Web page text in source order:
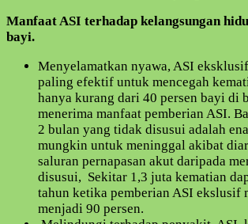
Manfaat ASI terhadap kelangsungan
bayi.
Menyelamatkan nyawa, ASI
paling efektif untuk mencegah
hanya kurang dari 40 persen bayi di
menerima manfaat pemberian ASI.
2 bulan yang tidak disusui adalah
mungkin untuk meninggal akibat
saluran pernapasan akut daripada
disusui, Sekitar 1,3 juta kematian
tahun ketika pemberian ASI ekslusif
menjadi 90 persen.